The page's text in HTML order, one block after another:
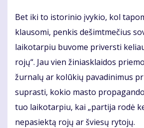
Bet iki to is­to­ri­nio įvy­kio, kol
klau­so­mi, pen­kis de­šimt­me­čius
lai­ko­tar­piu bu­vo­me pri­vers­ti
ro­jų“. Jau vien ži­niask­lai­dos
žur­na­lų ar ko­lū­kių pa­va­di­ni­mus
su­pras­ti, ko­kio mas­to
tuo lai­ko­tar­piu, kai „par­ti­ja ro­dė
ne­pa­siek­tą ro­jų ar švie­sų ry­to­jų.